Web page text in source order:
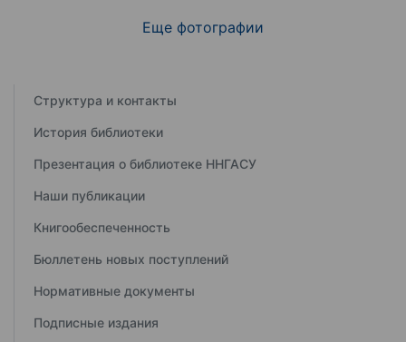
Еще фотографии
Структура и контакты
История библиотеки
Презентация о библиотеке ННГАСУ
Наши публикации
Книгообеспеченность
Бюллетень новых поступлений
Нормативные документы
Подписные издания